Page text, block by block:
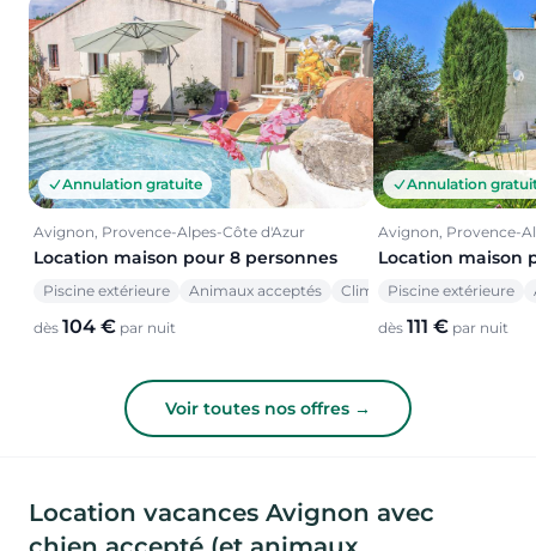
Annulation gratuite
Avignon, Provence-Alpes-Côte d'Azur
Location maison pour 8 personnes
Piscine extérieure Animaux acceptés Climatisation
dès 104 € par nuit
Annulation
Avignon, Provence-
Location maison
Piscine extérieure
dès 111 € par nuit
Voir toutes nos offres →
Location vacances Avignon avec